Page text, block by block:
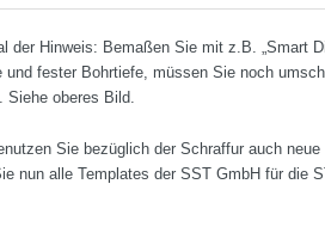
der Hinweis: Bemaßen Sie mit z.B. „Smart
und fester Bohrtiefe, müssen Sie noch
Siehe oberes Bild.
Sie bezüglich der Schraffur auch
nun alle Templates der SST GmbH für die